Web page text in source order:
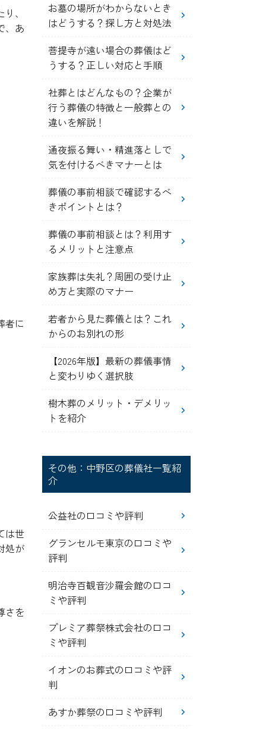
、
、あ
者に
は世
処が
さを
お墓の場所がわからないとき
はどうする？探し方と対処法
菩提寺が遠い場合の葬儀はど
うする？正しい対応と手順
社葬とはどんなもの？企業が
行う葬儀の特徴と一般葬との
違いを解説！
通夜振る舞い・精進落としで
気を付けるべきマナーとは
葬儀の事前相談で確認するべ
きポイントとは？
葬儀の事前相談とは？利用す
るメリットと注意点
家族葬は失礼？周囲の受け止
め方と実際のマナー
若者から見た葬儀とは？これ
からのお別れの形
【2026年版】最新の葬儀事情
と変わりゆく選択肢
樹木葬のメリット・デメリッ
トを紹介
その他：中野区の葬儀社一覧紹
介
公益社の口コミや評判
グランセルモ東京の口コミや
評判
明治寺百観音沙羅会館の口コ
ミや評判
プレミア葬祭株式会社の口コ
ミや評判
イオンのお葬式の口コミや評
判
あすか葬祭の口コミや評判